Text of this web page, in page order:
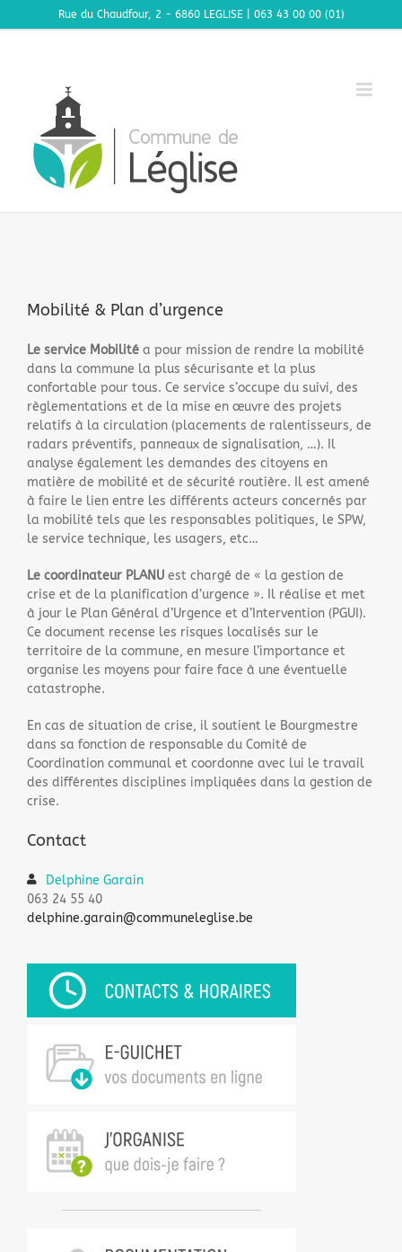
au
Rue du Chaudfour, 2 - 6860 LEGLISE | 063 43 00 00 (01)
Mobilité & Plan d’urgence
Le service Mobilité a pour mission de rendre la mobilité
dans la commune la plus sécurisante et la plus
confortable pour tous. Ce service s’occupe du suivi, des
règlementations et de la mise en œuvre des projets
relatifs à la circulation (placements de ralentisseurs, de
radars préventifs, panneaux de signalisation, …). Il
analyse également les demandes des citoyens en
matière de mobilité et de sécurité routière. Il est amené
à faire le lien entre les différents acteurs concernés par
la mobilité tels que les responsables politiques, le SPW,
le service technique, les usagers, etc…
Le coordinateur PLANU est chargé de « la gestion de
crise et de la planification d’urgence ». Il réalise et met
à jour le Plan Général d’Urgence et d’Intervention (PGUI).
Ce document recense les risques localisés sur le
territoire de la commune, en mesure l’importance et
organise les moyens pour faire face à une éventuelle
catastrophe.
En cas de situation de crise, il soutient le Bourgmestre
dans sa fonction de responsable du Comité de
Coordination communal et coordonne avec lui le travail
des différentes disciplines impliquées dans la gestion de
crise.
Contact
Delphine Garain
063 24 55 40
delphine.garain@communeleglise.be